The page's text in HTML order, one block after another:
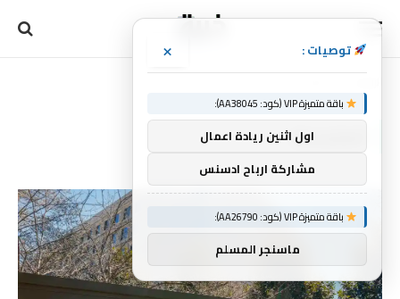
المتجددة
توصيات : ×
باقة متميزة VIP (كود: AA38045):
اول اثنين ريادة اعمال
مشاركة ارباح ادسنس
باقة متميزة VIP (كود: AA26790):
ماسنجر المسلم